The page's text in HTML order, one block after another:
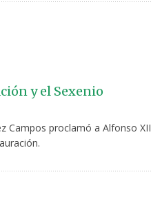
y el Sexenio
Campos proclamó a Alfonso XII